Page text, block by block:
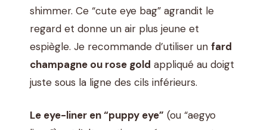
shimmer. Ce “cute eye bag” agrandit le
regard et donne un air plus jeune et
espiègle. Je recommande d’utiliser un fard
champagne ou rose gold appliqué au doigt
juste sous la ligne des cils inférieurs.
Le eye-liner en “puppy eye” (ou “aegyo